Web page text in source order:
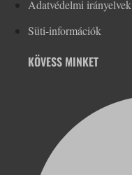
Adatvédelmi irányelvek
Süti-információk
KÖVESS MINKET